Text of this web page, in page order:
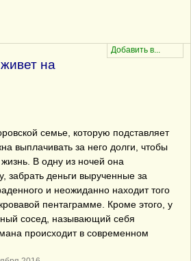
на
семье, которую подставляет
выплачивать за него долги, чтобы
В одну из ночей она
забрать деньги вырученные за
и неожиданно находит того
пентаграмме. Кроме этого, у
сосед, называющий себя
происходит в современном